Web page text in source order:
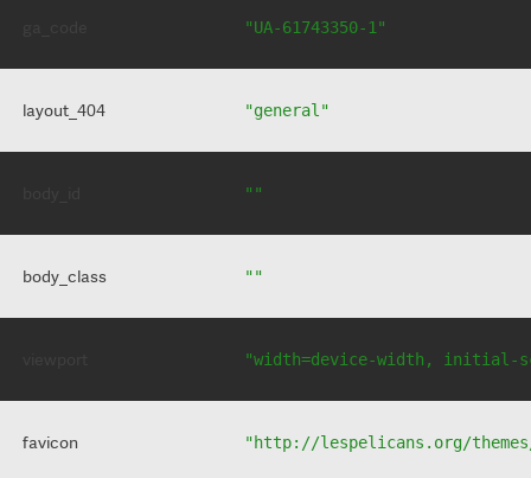
"UA-61743350-1"
layout_404 "general"
""
body_class ""
"width=device-width, initial-
favicon "http://lespelicans.org/